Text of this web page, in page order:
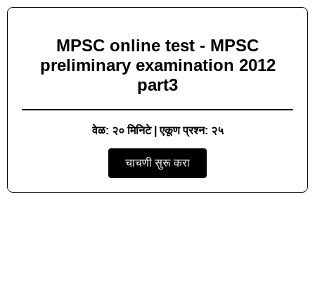
MPSC online test - MPSC
preliminary examination 2012
part3
वेळ: २० मिनिटे | एकूण प्रश्न: २५
चाचणी सुरू करा